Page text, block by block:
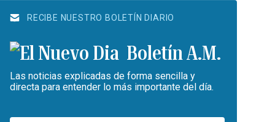
RECIBE NUESTRO BOLETÍN DIARIO
Boletín A.M.
Las noticias explicadas de forma sencilla y
directa para entender lo más importante del día.